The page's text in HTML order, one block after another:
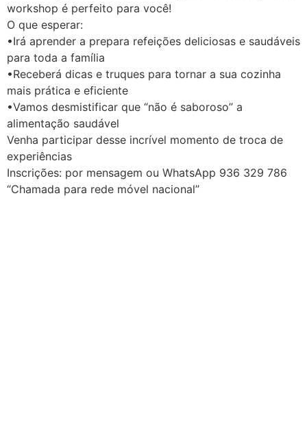
workshop é perfeito para você!
O que esperar:
•Irá aprender a prepara refeições deliciosas e saudáveis
para toda a família
•Receberá dicas e truques para tornar a sua cozinha
mais prática e eficiente
•Vamos desmistificar que “não é saboroso” a
alimentação saudável
Venha participar desse incrível momento de troca de
experiências
Inscrições: por mensagem ou WhatsApp 936 329 786
“Chamada para rede móvel nacional”